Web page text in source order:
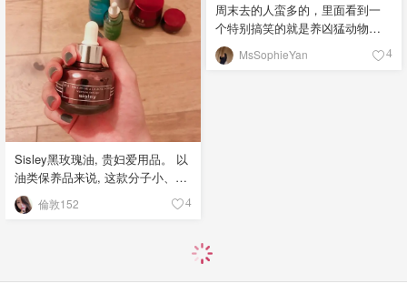
周末去的人蛮多的，里面看到一
个特别搞笑的就是养凶猛动物看
他们搏斗的部分，真的是适者生
存了，还有喜欢拿人名去命名动
MsSophieYan 4
Sisley黑玫瑰油, 贵妇爱用品。 以
油类保养品来说, 这款分子小、好
吸收 我通常会和小棕瓶混着用, 一
次3滴 用完整张脸会发光！！！
倫敦152 4